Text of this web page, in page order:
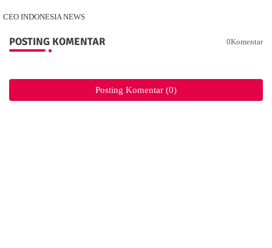
CEO INDONESIA NEWS
POSTING KOMENTAR 0Komentar
Posting Komentar (0)